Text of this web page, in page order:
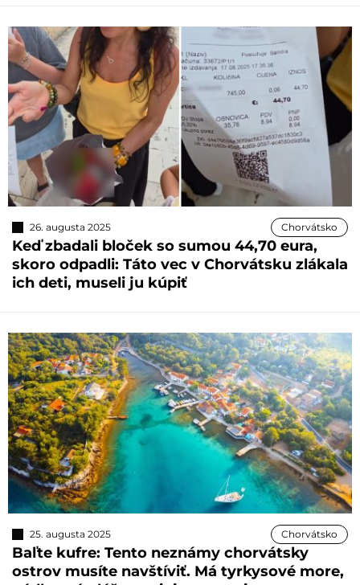
26. augusta 2025 Chorvátsko
Keď zbadali bloček so sumou 44,70 eura,
skoro odpadli: Táto vec v Chorvátsku zlákala
ich deti, museli ju kúpiť
25. augusta 2025 Chorvátsko
Baľte kufre: Tento neznámy chorvátsky
ostrov musíte navštíviť. Má tyrkysové more,